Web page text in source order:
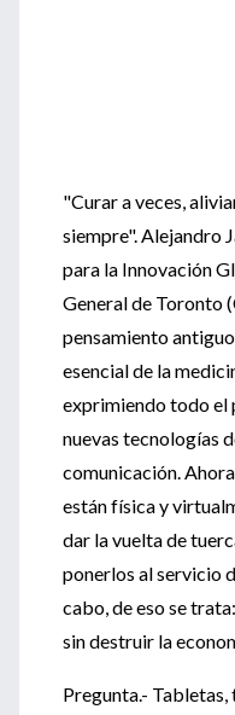
"Curar a veces,
siempre". Alejandro
para la Innovación
General de Toronto
pensamiento
esencial de la
exprimiendo todo el
nuevas tecnologías
comunicación.
están física y
dar la vuelta de
ponerlos al servicio
cabo, de eso se
sin destruir la
Pregunta.-